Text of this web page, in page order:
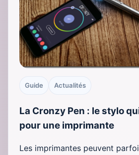
Guide Actualités
La Cronzy Pen : le stylo
pour une imprimante
Les imprimantes peuvent